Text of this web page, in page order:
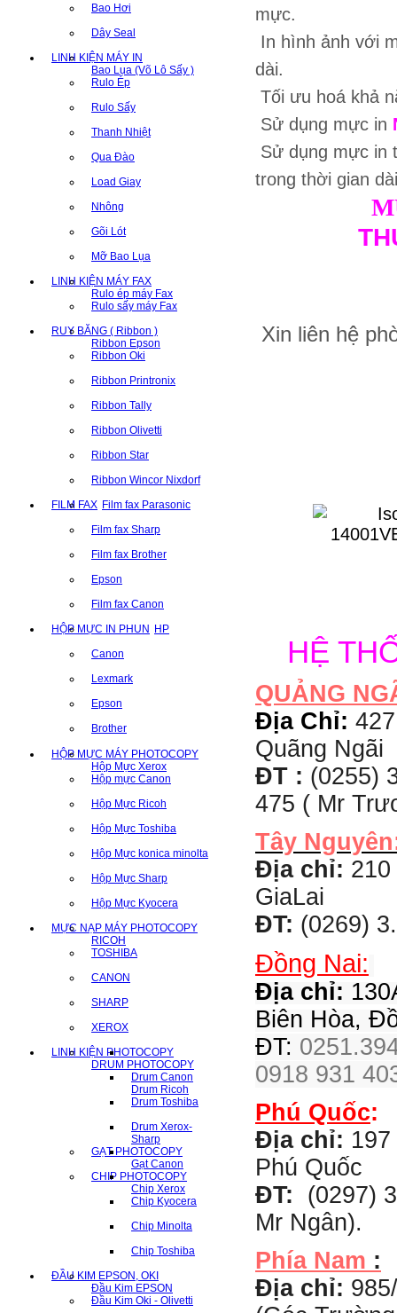
Bao Hơi
Dây Seal
LINH KIỆN MÁY IN
Bao Lụa (Võ Lô Sấy )
Rulo Ép
Rulo Sấy
Thanh Nhiệt
Qua Đào
Load Giay
Nhông
Gõi Lót
Mỡ Bao Lụa
LINH KIỆN MÁY FAX
Rulo ép máy Fax
Rulo sấy máy Fax
RUY BĂNG ( Ribbon )
Ribbon Epson
Ribbon Oki
Ribbon Printronix
Ribbon Tally
Ribbon Olivetti
Ribbon Star
Ribbon Wincor Nixdorf
FILM FAX Film fax Parasonic
Film fax Sharp
Film fax Brother
Epson
Film fax Canon
HỘP MỰC IN PHUN HP
Canon
Lexmark
Epson
Brother
HỘP MỰC MÁY PHOTOCOPY
Hộp Mực Xerox
Hộp mực Canon
Hộp Mực Ricoh
Hộp Mực Toshiba
Hộp Mực konica minolta
Hộp Mực Sharp
Hộp Mực Kyocera
MỰC NẠP MÁY PHOTOCOPY
RICOH
TOSHIBA
CANON
SHARP
XEROX
LINH KIỆN PHOTOCOPY
DRUM PHOTOCOPY
Drum Canon
Drum Ricoh
Drum Toshiba
Drum Xerox-
Sharp
GẠT PHOTOCOPY
Gạt Canon
CHIP PHOTOCOPY
Chip Xerox
Chip Kyocera
Chip Minolta
Chip Toshiba
ĐẦU KIM EPSON, OKI
Đầu Kim EPSON
Đầu Kim Oki - Olivetti
mực.
In hình ảnh với
dài.
Tối ưu hoá khả
Sử dụng mực in
Sử dụng mực
trong thời gian
Xin liên hệ
HỆ
QUẢNG
Địa Chỉ:
Quãng Ngãi
ĐT : (0255)
475 ( Mr
Tây
Địa chỉ:
GiaLai
ĐT: (0269)
Đồng Nai:
Địa chỉ:
Biên Hòa,
ĐT:
0918 931
Phú Quốc:
Địa chỉ:
Phú Quốc
ĐT:
(0297)
Mr Ngân).
Phía Nam :
Địa chỉ: